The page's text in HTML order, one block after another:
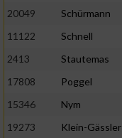
20049
Schürmann
11122
Schnell
2413
Stautemas
17808
Poggel
15346
Nym
19273
Klein-Gässler